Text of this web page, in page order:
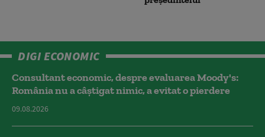
DIGI ECONOMIC
Consultant economic, despre evaluarea Moody's:
România nu a câştigat nimic, a evitat o pierdere
09.08.2026